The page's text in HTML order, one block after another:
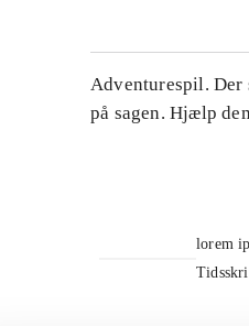
Adventurespil. Der
på sagen. Hjælp
lorem